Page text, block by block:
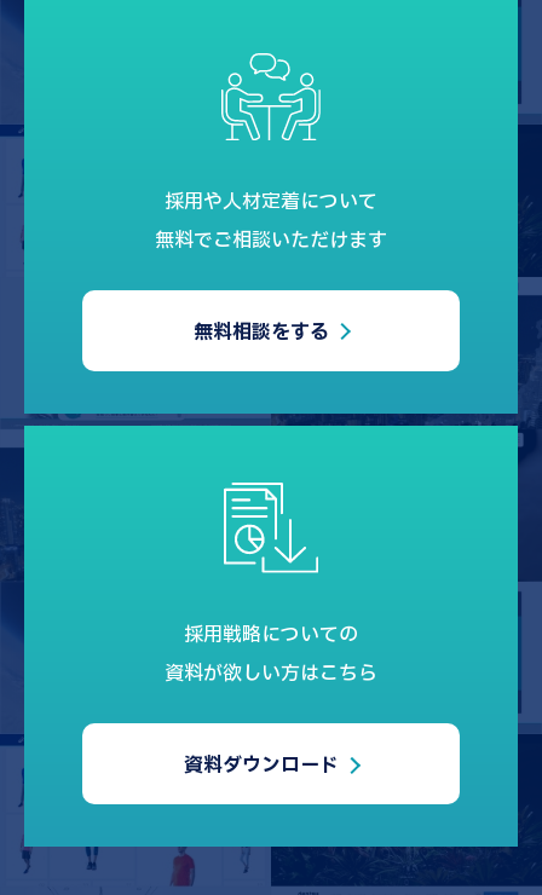
採用や人材定着について
無料でご相談いただけます
無料相談をする
採用戦略についての
資料が欲しい方はこちら
資料ダウンロード